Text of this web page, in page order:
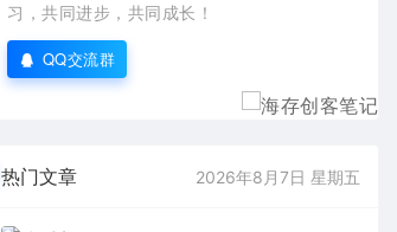
习，共同进步，共同成长！
QQ交流群
热门文章 2026年8月7日 星期五